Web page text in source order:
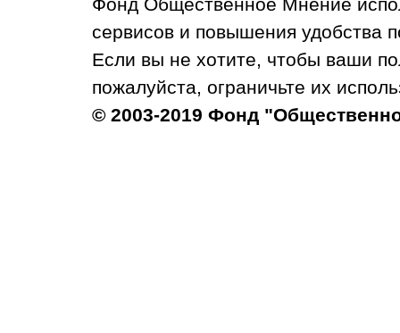
сервисов и повышения удобства
Если вы не хотите, чтобы ваши
пожалуйста, ограничьте их
© 2003-2019 Фонд